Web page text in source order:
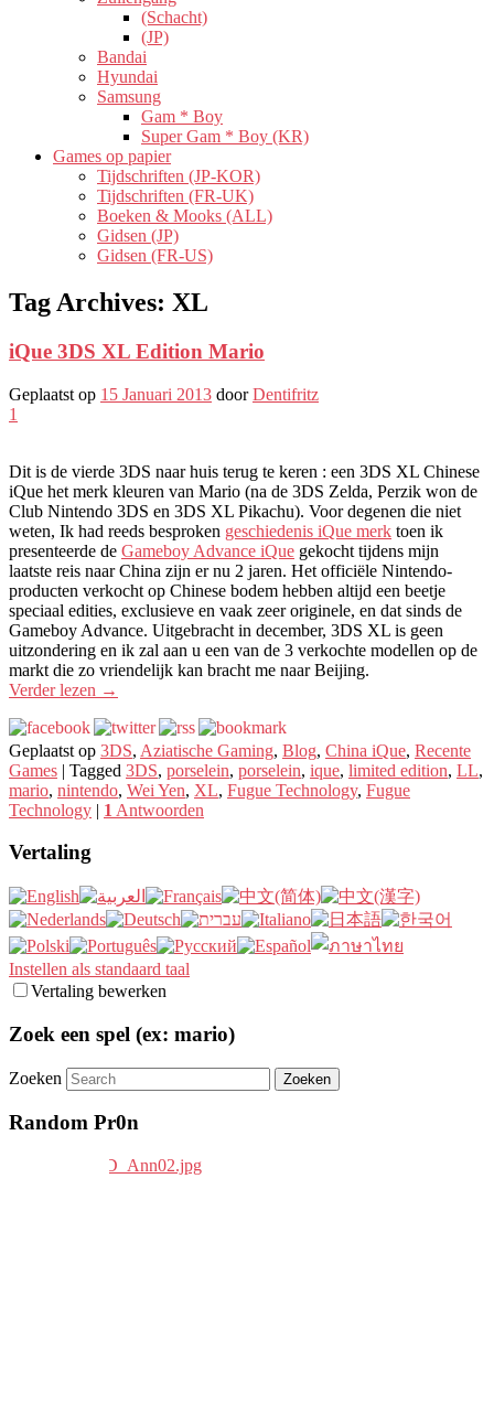
(Schacht)
(JP)
Bandai
Hyundai
Samsung
Gam * Boy
Super Gam * Boy (KR)
Games op papier
Tijdschriften (JP-KOR)
Tijdschriften (FR-UK)
Boeken & Mooks (ALL)
Gidsen (JP)
Gidsen (FR-US)
Tag Archives: XL
iQue 3DS XL Edition Mario
Geplaatst op 15 Januari 2013 doorDentifritz
1
Dit is de vierde 3DS naar huis terug te keren : een 3DS XL Chinese
iQue het merk kleuren van Mario (na de 3DS Zelda, Perzik won de
Club Nintendo 3DS en 3DS XL Pikachu). Voor degenen die niet
weten, Ik had reeds besproken geschiedenis iQue merk toen ik
presenteerde de Gameboy Advance iQue gekocht tijdens mijn
laatste reis naar China zijn er nu 2 jaren. Het officiële Nintendo-
producten verkocht op Chinese bodem hebben altijd een beetje
speciaal edities, exclusieve en vaak zeer originele, en dat sinds de
Gameboy Advance. Uitgebracht in december, 3DS XL is geen
uitzondering en ik zal aan u een van de 3 verkochte modellen op de
markt die zo vriendelijk kan bracht me naar Beijing.
Verder lezen →
Geplaatst op 3DS, Aziatische Gaming, Blog, China iQue, Recente
Games | Tagged 3DS, porselein, porselein, ique, limited edition, LL,
mario, nintendo, Wei Yen, XL, Fugue Technology, Fugue
Technology | 1 Antwoorden
Vertaling
Instellen als standaard taal
Vertaling bewerken
Zoek een spel (ex: mario)
Zoeken
Random Pr0n